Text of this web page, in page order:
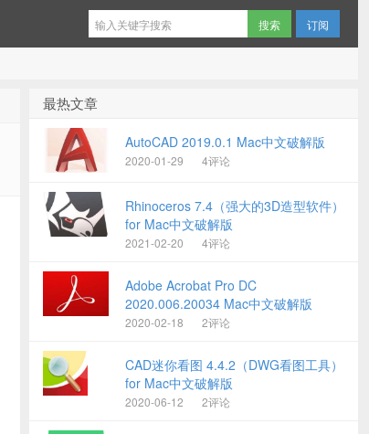
订阅
最热文章
AutoCAD 2019.0.1 Mac中文破解版
2020-01-29 4评论
Rhinoceros 7.4（强大的3D造型软件）
for Mac中文破解版
2021-02-20 4评论
Adobe Acrobat Pro DC
2020.006.20034 Mac中文破解版
2020-02-18 2评论
CAD迷你看图 4.4.2（DWG看图工具）
for Mac中文破解版
2020-06-12 2评论